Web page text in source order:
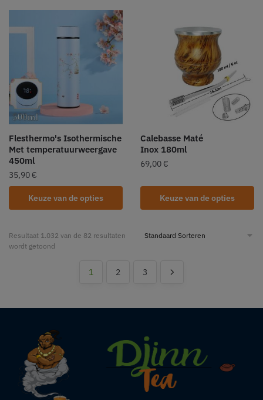
Flesthermo's Isothermische
Met temperatuurweergave
450ml
35,90 €
Keuze van de opties
Calebasse Maté
Inox 180ml
69,00 €
Keuze van de opties
Resultaat 1.032 van de 82 resultaten
wordt getoond
1 2 3